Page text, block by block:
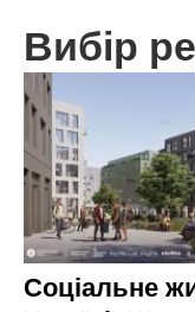
Вибір
Соціальне